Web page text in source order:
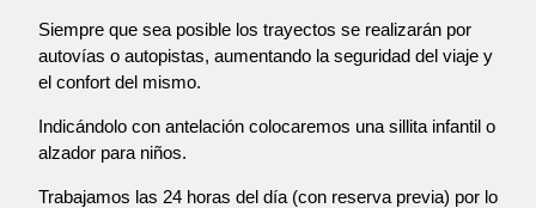
Siempre que sea posible los trayectos se realizarán por
autovías o autopistas, aumentando la seguridad del viaje y
el confort del mismo.
Indicándolo con antelación colocaremos una sillita infantil o
alzador para niños.
Trabajamos las 24 horas del día (con reserva previa) por lo